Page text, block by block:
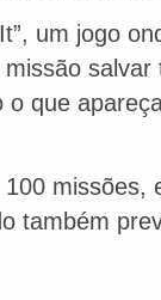
um jogo
que
missões,
também